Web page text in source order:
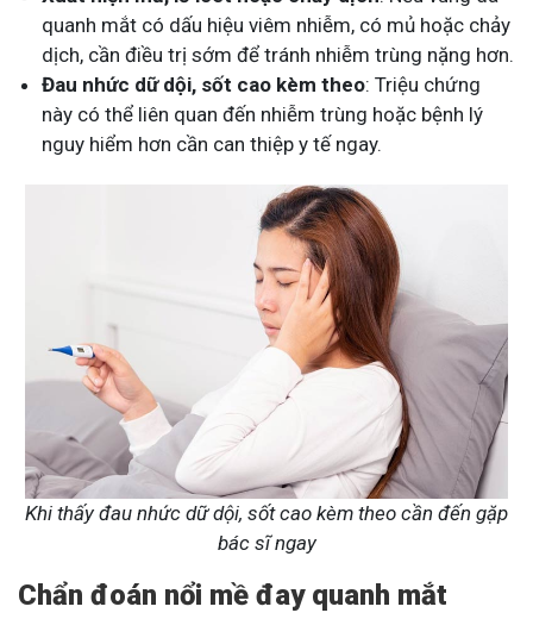
quanh mắt có dấu hiệu viêm nhiễm, có mủ hoặc chảy
dịch, cần điều trị sớm để tránh nhiễm trùng nặng hơn.
Đau nhức dữ dội, sốt cao kèm theo: Triệu chứng
này có thể liên quan đến nhiễm trùng hoặc bệnh lý
nguy hiểm hơn cần can thiệp y tế ngay.
Khi thấy đau nhức dữ dội, sốt cao kèm theo cần đến gặp
bác sĩ ngay
Chẩn đoán nổi mề đay quanh mắt